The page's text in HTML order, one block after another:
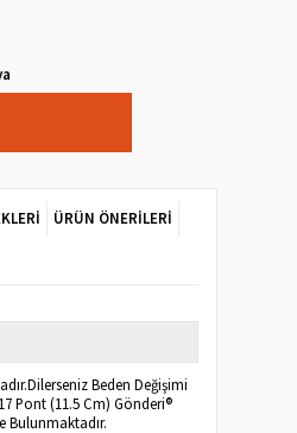
ÜRÜN ÖNERILERI
Beden Değişimi
Pont (11.5 Cm) Gönderi®
Bulunmaktadır.